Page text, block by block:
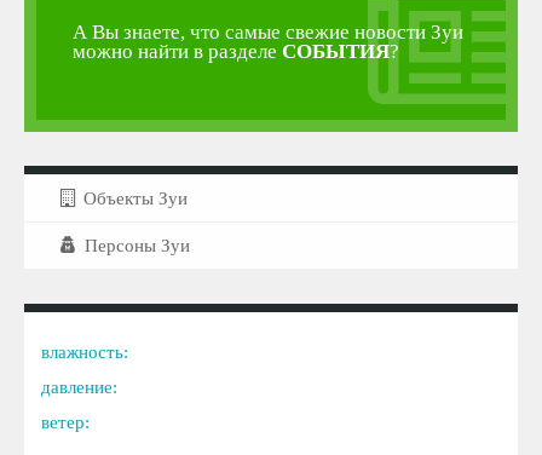
А Вы знаете, что самые свежие новости Зуи
можно найти в разделе СОБЫТИЯ?
Объекты Зуи
Персоны Зуи
влажность:
давление:
ветер: